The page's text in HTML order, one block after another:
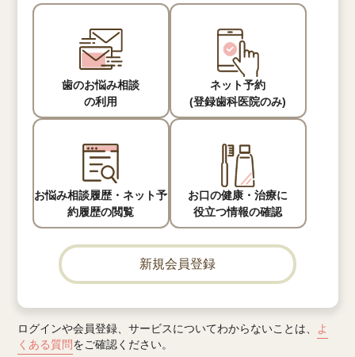
歯のお悩み相談
の利用
ネット予約
(登録歯科医院のみ)
お悩み相談履歴・ネット予
約履歴の閲覧
お口の健康・治療に
役立つ情報の確認
新規会員登録
ログインや会員登録、サービスについてわからないことは、
よ
くある質問をご確認ください。